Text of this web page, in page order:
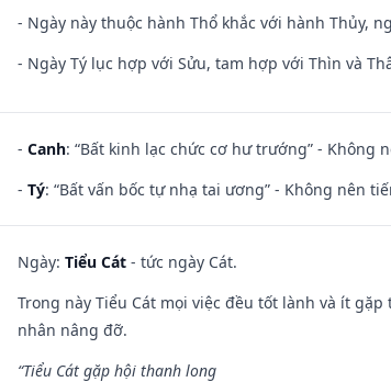
- Ngày này thuộc hành Thổ khắc với hành Thủy,
- Ngày Tý lục hợp với Sửu, tam hợp với Thìn và
- Canh: “Bất kinh lạc chức cơ hư trướng” -
- Tý: “Bất vấn bốc tự nhạ tai ương” - Không nên
Ngày: Tiểu Cát - tức ngày Cát.
Trong này Tiểu Cát mọi việc đều tốt lành và ít
nhân nâng đỡ.
“Tiểu Cát gặp hội thanh long